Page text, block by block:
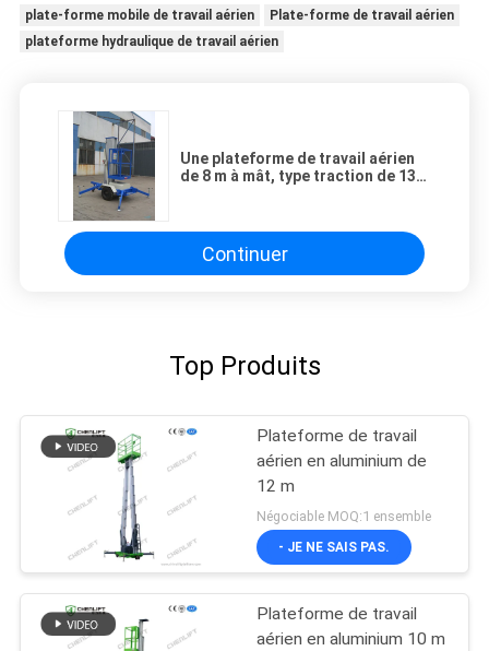
plate-forme mobile de travail aérien
Plate-forme de travail aérien
plateforme hydraulique de travail aérien
Une plateforme de travail aérien
de 8 m à mât, type traction de 130
Continuer
Top Produits
Plateforme de travail
aérien en aluminium de
12 m
Négociable MOQ:1 ensemble
- JE NE SAIS PAS.
Plateforme de travail
aérien en aluminium 10 m